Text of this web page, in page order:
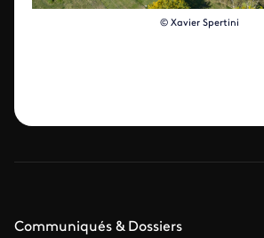
© Xavier Spertini
Communiqués & Dossiers